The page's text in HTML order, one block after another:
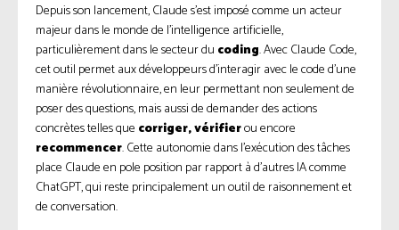
Depuis son lancement, Claude s’est imposé comme un acteur
majeur dans le monde de l’intelligence artificielle,
particulièrement dans le secteur du coding. Avec Claude Code,
cet outil permet aux développeurs d’interagir avec le code d’une
manière révolutionnaire, en leur permettant non seulement de
poser des questions, mais aussi de demander des actions
concrètes telles que corriger, vérifierou encore
recommencer. Cette autonomie dans l’exécution des tâches
place Claude en pole position par rapport à d’autres IA comme
ChatGPT, qui reste principalement un outil de raisonnement et
de conversation.